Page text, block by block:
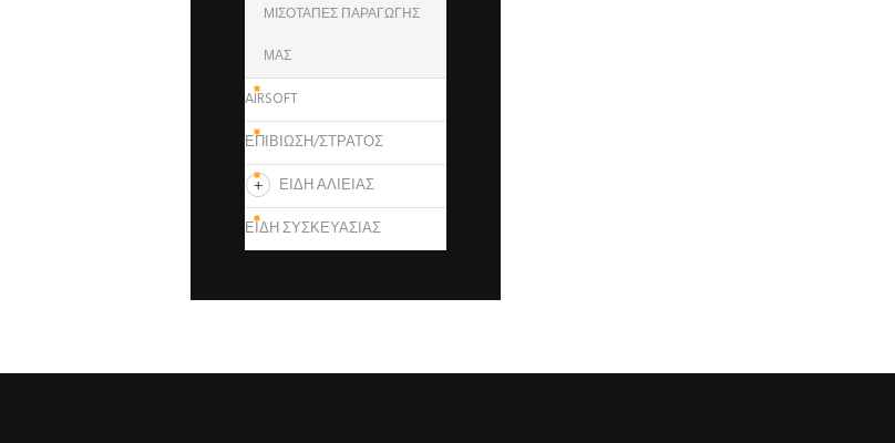
ΜΙΣΟΤΑΠΕΣ ΠΑΡΑΓΩΓΗΣ
ΜΑΣ
AIRSOFT
ΕΠΙΒΙΩΣΗ/ΣΤΡΑΤΟΣ
ΕΙΔΗ ΑΛΙΕΙΑΣ
ΕΙΔΗ ΣΥΣΚΕΥΑΣΙΑΣ